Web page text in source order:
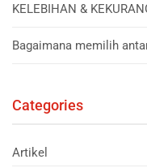
KELEBIHAN &
Bagaimana memilih
Categories
Artikel